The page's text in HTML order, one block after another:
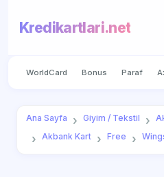
Kredikartlari.net
WorldCard Bonus Paraf
Ana Sayfa Giyim / Tekstil
Akbank Kart
Free